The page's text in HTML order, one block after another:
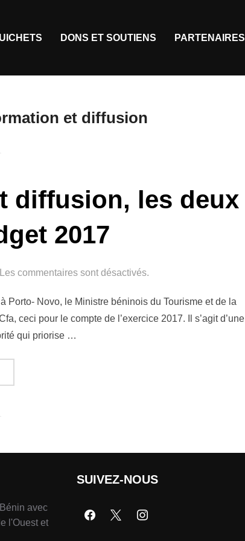
DONS ET SOUTIENS PARTENAIRES
et diffusion
diffusion, les deux
2017
Les commentaires sont désactivés.
Porto- Novo, le Ministre béninois du Tourisme et de la
ceci pour le compte de l’exercice 2017. Il s’agit d’une
qui priorise …
avec
l'Ouest et
SUIVEZ-NOUS